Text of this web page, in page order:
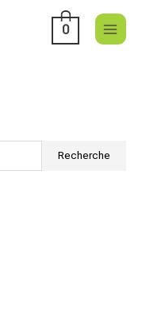
0
Recherche